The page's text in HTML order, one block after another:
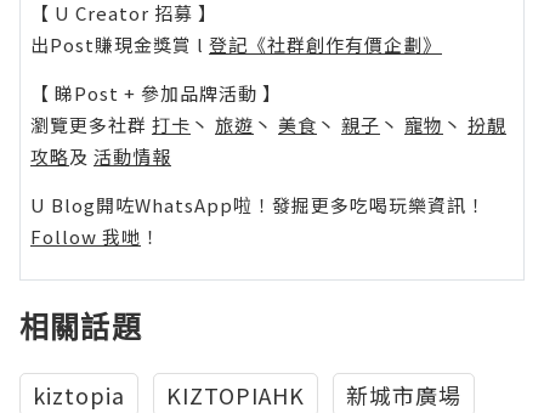
【 U Creator 招募 】
出Post賺現金獎賞 l 登記《社群創作有價企劃》
【 睇Post + 參加品牌活動 】
瀏覽更多社群 打卡 丶 旅遊 丶 美食 丶 親子 丶 寵物 丶 扮靚
攻略及 活動情報
U Blog開咗WhatsApp啦！發掘更多吃喝玩樂資訊！
Follow 我哋 ！
相關話題
kiztopia KIZTOPIAHK
新城市廣場